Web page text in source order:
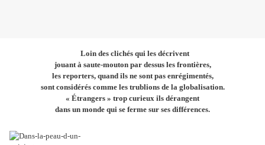
Loin des clichés qui les décrivent
jouant à saute-mouton par dessus les frontières,
les reporters, quand ils ne sont pas enrégimentés,
sont considérés comme les trublions de la globalisation.
« Étrangers » trop curieux ils dérangent
dans un monde qui se ferme sur ses différences.